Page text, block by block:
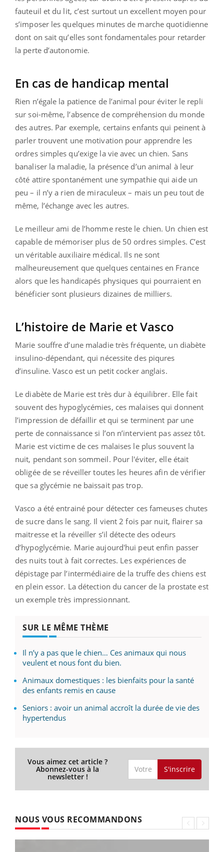
fauteuil et du lit, c’est surtout un excellent moyen pour
s’imposer les quelques minutes de marche quotidienne
dont on sait qu’elles sont fondamentales pour retarder
la perte d’autonomie.
En cas de handicap mental
Rien n’égale la patience de l’animal pour éviter le repli
sur soi-même, l’absence de compréhension du monde
des autres. Par exemple, certains enfants qui peinent à
parler trouvent une motivation pour apprendre les
ordres simples qu’exige la vie avec un chien. Sans
banaliser la maladie, la présence d’un animal à leur
côté attire spontanément une sympathie qui aide un
peu – il n’y a rien de miraculeux – mais un peu tout de
même, l’échange avec les autres.
Le meilleur ami de l’homme reste le chien. Un chien est
capable de mémoriser plus de 50 ordres simples. C’est
un véritable auxiliaire médical. Ils ne sont
malheureusement que quelques centaines en France
alors que les handicapés physiques qui pourraient en
bénéficier sont plusieurs dizaines de milliers.
L’histoire de Marie et Vasco
Marie souffre d’une maladie très fréquente, un diabète
insulino-dépendant, qui nécessite des piqures
d’insuline. Vasco est un petit cocker anglais.
Le diabète de Marie est très dur à équilibrer. Elle fait
souvent des hypoglycémies, ces malaises qui donnent
l’impression de défaillir et qui se terminent par une
perte de connaissance si l’on n’intervient pas assez tôt.
Marie est victime de ces malaises le plus souvent la
nuit, pendant son sommeil. Pour l'éviter, elle était
obligée de se réveiller toutes les heures afin de vérifier
que sa glycémie ne baissait pas trop.
Vasco a été entrainé pour détecter ces fameuses chutes
de sucre dans le sang. Il vient 2 fois par nuit, flairer sa
maitresse et la réveiller s’il détecte des odeurs
d’hypoglycémie. Marie aujourd'hui peut enfin passer
des nuits tout à fait correctes. Les expériences de
dépistage par l’intermédiaire de la truffe des chiens est
en plein essor. La détection du cancer de la prostate est
un exemple très impressionnant.
SUR LE MÊME THÈME
Il n’y a pas que le chien… Ces animaux qui nous
veulent et nous font du bien.
Animaux domestiques : les bienfaits pour la santé
des enfants remis en cause
Seniors : avoir un animal accroît la durée de vie des
hypertendus
Vous aimez cet article ?
Abonnez-vous à la
newsletter !
S'inscrire
NOUS VOUS RECOMMANDONS